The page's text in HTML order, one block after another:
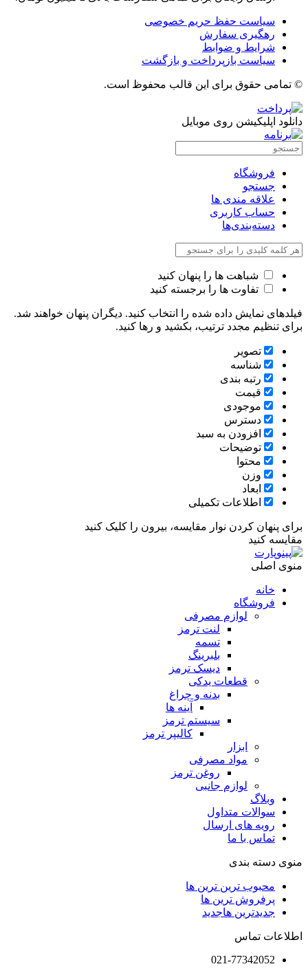
سیاست حفظ حریم خصوصی
رهگیری سفارش
شرایط و ضوابط
سیاست بازپرداخت و بازگشت
© تمامی حقوق برای این قالب محفوظ است.
دانلود اپلیکیشن روی موبایل
فروشگاه
جستجو
علاقه مندی ها
حساب کاربری
دسته‌بندی‌ها
شباهت ها را پنهان کنید
تفاوت ها را برجسته کنید
فیلدهای نمایش داده شده را انتخاب کنید. دیگران پنهان خواهند شد.
برای تنظیم مجدد ترتیب، بکشید و رها کنید.
تصویر
شناسه
رتبه بندی
قیمت
موجودی
دسترس
افزودن به سبد
توضیحات
محتوا
وزن
ابعاد
اطلاعات تکمیلی
برای پنهان کردن نوار مقایسه، بیرون را کلیک کنید
مقایسه کنید
منوی اصلی
خانه
فروشگاه
لوازم مصرفی
لنت ترمز
تسمه
بلبرینگ
دیسک ترمز
قطعات یدکی
بدنه و چراغ
آینه ها
سیستم ترمز
کالیپر ترمز
ابزار
مواد مصرفی
روغن ترمز
لوازم جانبی
وبلاگ
سوالات متداول
رویه های ارسال
تماس با ما
منوی دسته بندی
محبوب ترین ترین ها
پرفروش ترین ها
جدیدترین هاجدید
اطلاعات تماس
021-77342052